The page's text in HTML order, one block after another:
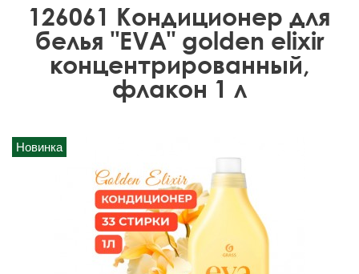
126061 Кондиционер для
белья "EVA" golden elixir
концентрированный,
флакон 1 л
Новинка